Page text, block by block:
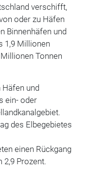
verschifft,
oder zu Häfen
Binnenhäfen und
1,9 Millionen
Tonnen
Häfen und
ein- oder
des Elbegebietes
einen Rückgang
2,9 Prozent.